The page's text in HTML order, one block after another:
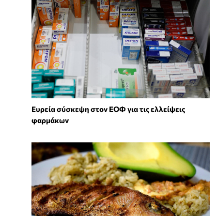
Ευρεία σύσκεψη στον ΕΟΦ για τις ελλείψεις
φαρμάκων